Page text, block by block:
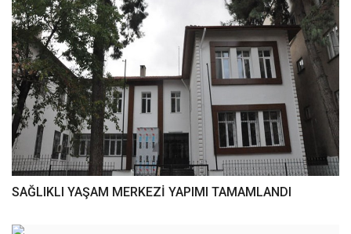
SAĞLIKLI YAŞAM MERKEZİ YAPIMI TAMAMLANDI